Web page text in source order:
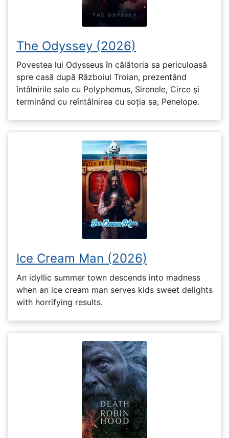
The Odyssey (2026)
Povestea lui Odysseus în călătoria sa periculoasă
spre casă după Războiul Troian, prezentând
întâlnirile sale cu Polyphemus, Sirenele, Circe și
terminând cu reîntâlnirea cu soția sa, Penelope.
Ice Cream Man (2026)
An idyllic summer town descends into madness
when an ice cream man serves kids sweet delights
with horrifying results.